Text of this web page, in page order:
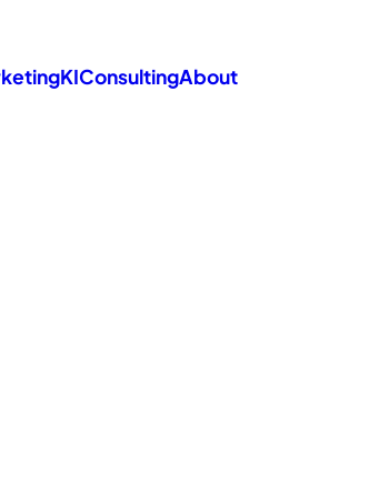
KIConsultingAbout